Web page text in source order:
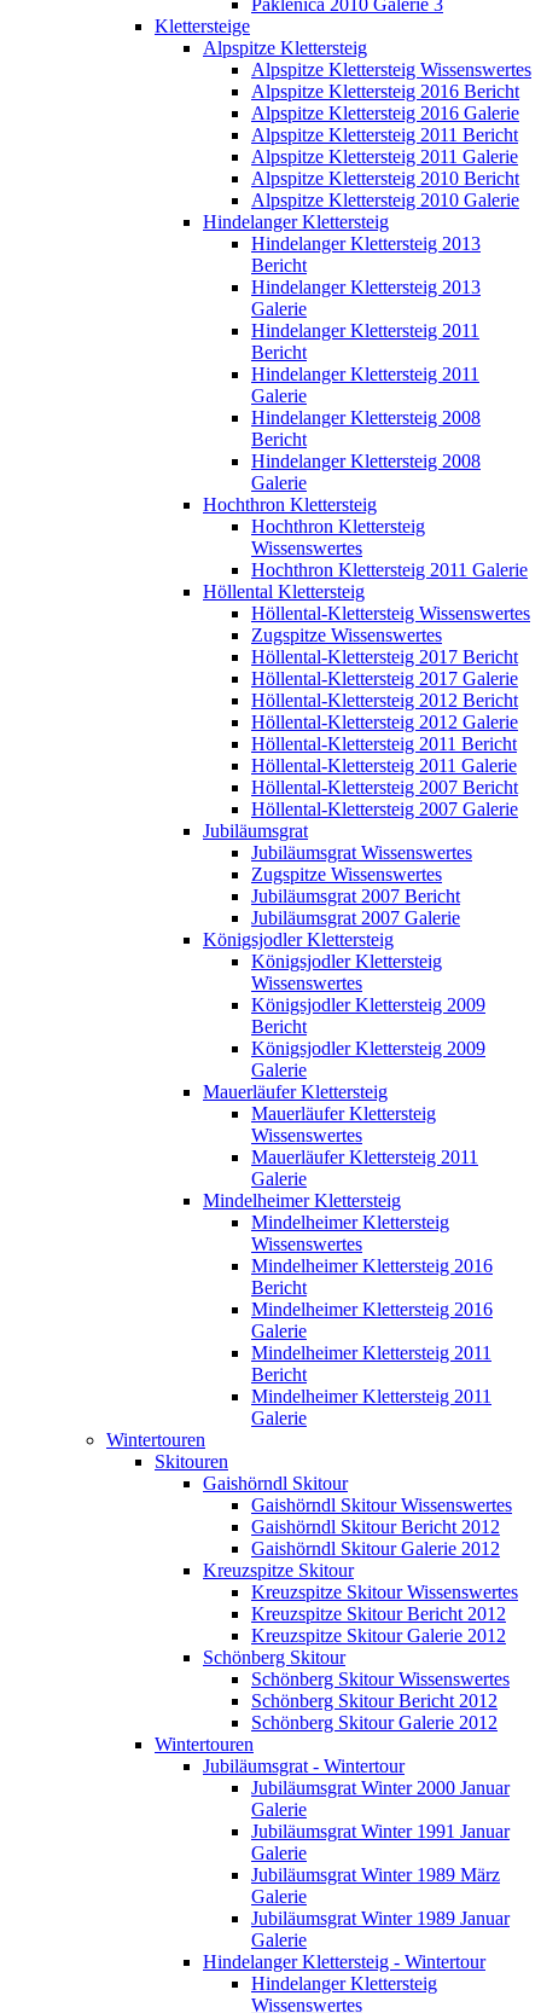
Paklenica 2010 Galerie 3
Klettersteige
Alpspitze Klettersteig
Alpspitze Klettersteig Wissenswertes
Alpspitze Klettersteig 2016 Bericht
Alpspitze Klettersteig 2016 Galerie
Alpspitze Klettersteig 2011 Bericht
Alpspitze Klettersteig 2011 Galerie
Alpspitze Klettersteig 2010 Bericht
Alpspitze Klettersteig 2010 Galerie
Hindelanger Klettersteig
Hindelanger Klettersteig 2013
Bericht
Hindelanger Klettersteig 2013
Galerie
Hindelanger Klettersteig 2011
Bericht
Hindelanger Klettersteig 2011
Galerie
Hindelanger Klettersteig 2008
Bericht
Hindelanger Klettersteig 2008
Galerie
Hochthron Klettersteig
Hochthron Klettersteig
Wissenswertes
Hochthron Klettersteig 2011 Galerie
Höllental Klettersteig
Höllental-Klettersteig Wissenswertes
Zugspitze Wissenswertes
Höllental-Klettersteig 2017 Bericht
Höllental-Klettersteig 2017 Galerie
Höllental-Klettersteig 2012 Bericht
Höllental-Klettersteig 2012 Galerie
Höllental-Klettersteig 2011 Bericht
Höllental-Klettersteig 2011 Galerie
Höllental-Klettersteig 2007 Bericht
Höllental-Klettersteig 2007 Galerie
Jubiläumsgrat
Jubiläumsgrat Wissenswertes
Zugspitze Wissenswertes
Jubiläumsgrat 2007 Bericht
Jubiläumsgrat 2007 Galerie
Königsjodler Klettersteig
Königsjodler Klettersteig
Wissenswertes
Königsjodler Klettersteig 2009
Bericht
Königsjodler Klettersteig 2009
Galerie
Mauerläufer Klettersteig
Mauerläufer Klettersteig
Wissenswertes
Mauerläufer Klettersteig 2011
Galerie
Mindelheimer Klettersteig
Mindelheimer Klettersteig
Wissenswertes
Mindelheimer Klettersteig 2016
Bericht
Mindelheimer Klettersteig 2016
Galerie
Mindelheimer Klettersteig 2011
Bericht
Mindelheimer Klettersteig 2011
Galerie
Wintertouren
Skitouren
Gaishörndl Skitour
Gaishörndl Skitour Wissenswertes
Gaishörndl Skitour Bericht 2012
Gaishörndl Skitour Galerie 2012
Kreuzspitze Skitour
Kreuzspitze Skitour Wissenswertes
Kreuzspitze Skitour Bericht 2012
Kreuzspitze Skitour Galerie 2012
Schönberg Skitour
Schönberg Skitour Wissenswertes
Schönberg Skitour Bericht 2012
Schönberg Skitour Galerie 2012
Wintertouren
Jubiläumsgrat - Wintertour
Jubiläumsgrat Winter 2000 Januar
Galerie
Jubiläumsgrat Winter 1991 Januar
Galerie
Jubiläumsgrat Winter 1989 März
Galerie
Jubiläumsgrat Winter 1989 Januar
Galerie
Hindelanger Klettersteig - Wintertour
Hindelanger Klettersteig
Wissenswertes